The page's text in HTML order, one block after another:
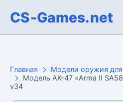
CS-Games.net
Главная
Модели оружия для
Модель AK-47 «Arma II
v34